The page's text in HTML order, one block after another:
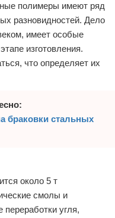
полимеры имеют ряд
разновидностей. Дело
имеет особые
изготовления.
что определяет их
браковки стальных
около 5 т
смолы и
угля,